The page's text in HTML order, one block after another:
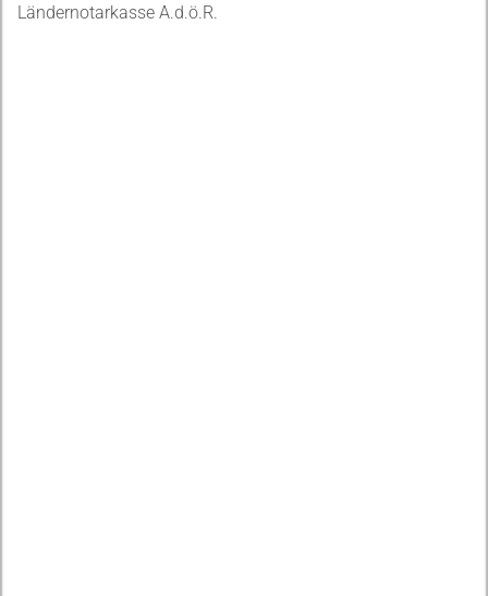
Ländernotarkasse A.d.ö.R.